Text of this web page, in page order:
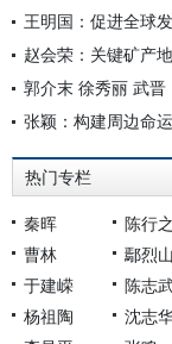
王明国：促进全球
郭介末 徐秀丽 武
张颖：构建周边命
热门专栏
秦晖 陈行之
曹林
鄢烈山
于建嵘
陈志
杨祖陶
沈志